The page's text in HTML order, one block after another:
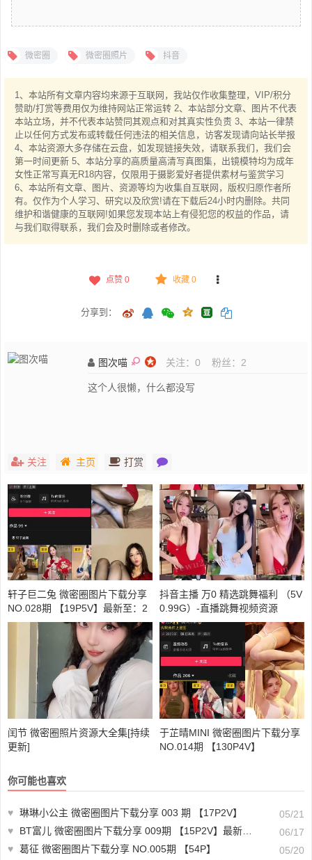
微密圈 微密圈照片 抖音
1、本站所有文章内容均来源于互联网，我站仅作收集整理，VIP/积分
赞助/打赏等费用仅为维持网站正常运转 2、本站部分文章、图片不代表
本站立场，并不代表本站赞同其观点和对其真实性负责 3、本站一律禁
止以任何方式发布或转载任何违法的相关信息，访客发现请向站长举报
4、本站资源大多存储在云盘，如发现链接失效，请联系我们，我们会
第一时间更新 5、本站分享的高质量高清写真图集，出镜模特均为成年
女性正常写真无R18内容，仅限用于摄影爱好者提供素材与鉴赏学习
6、本站所有文章、图片、资源等均为收集自互联网，版权归原作者所
有。仅作为个人学习、研究以及欣赏!请在下载后24小时内删除。共同
维护和谐健康的互联网!如果您发现本站上有侵犯您的权益的作品，请
与我们取得联系，我们会及时删除或者修改。
点赞 0 收藏 0
分享到：
图次喵 关注： 0 粉丝： 2
这个人很懒，什么都没写
关注 主页 打赏
轩子巨二兔 微密圈图片下载分享
NO.028期 【19P5V】最新至：2
024.9.20
抖音主播 万0 精选跳舞福利 （5V
0.99G）-直播跳舞视频资源
闰节 微密圈照片资源大全集[持续
更新]
于芷晴MINI 微密圈图片下载分享
NO.014期 【130P4V】
你可能也喜欢
♥ 琳琳小公主 微密圈图片下载分享 003 期 【17P2V】
05/21
♥
BT富儿 微密圈图片下载分享 009期 【15P2V】最新至：2025.2.2
06/17
♥ 葛征 微密圈图片下载分享 NO.005期 【54P】
05/20